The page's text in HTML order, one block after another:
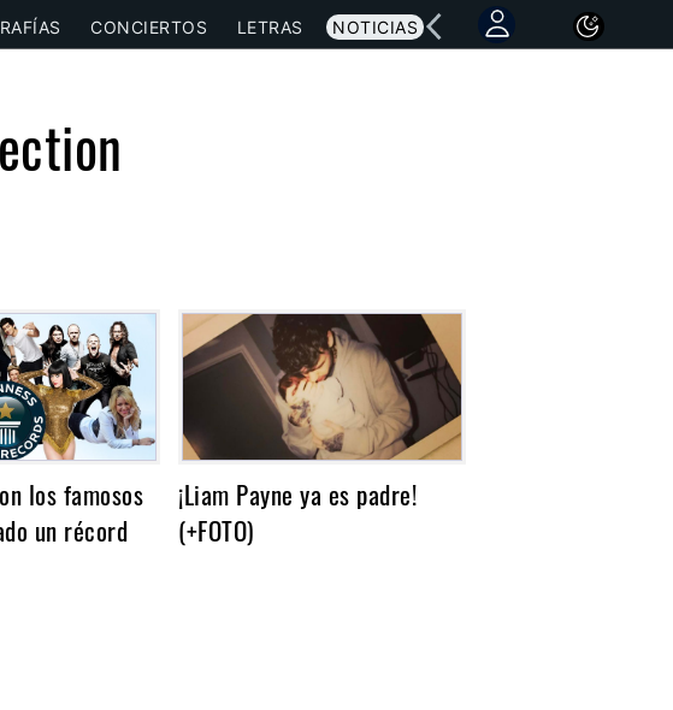
CONCIERTOS LETRAS NOTICIAS
los famosos
un récord
¡Liam Payne ya es padre!
(+FOTO)